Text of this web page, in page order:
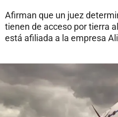
Afirman que un juez
tienen de acceso por tierra
está afiliada a la empresa